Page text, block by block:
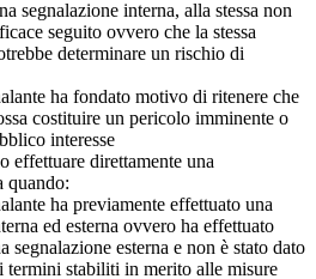
segnalazione interna, alla stessa non
seguito ovvero che la stessa
determinare un rischio di
ha fondato motivo di ritenere che
costituire un pericolo imminente o
interesse
effettuare direttamente una
quando:
ha previamente effettuato una
ed esterna ovvero ha effettuato
segnalazione esterna e non è stato dato
termini stabiliti in merito alle misure